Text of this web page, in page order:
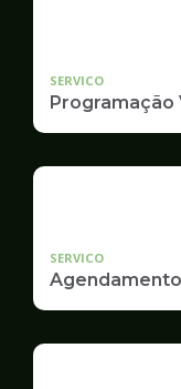
SERVICO
Programação
SERVICO